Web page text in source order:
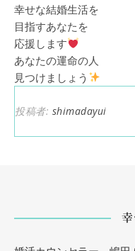
幸せな結婚生活を
目指すあなたを
応援します
あなたの運命の人
見つけましょう
投稿者: shimadayui